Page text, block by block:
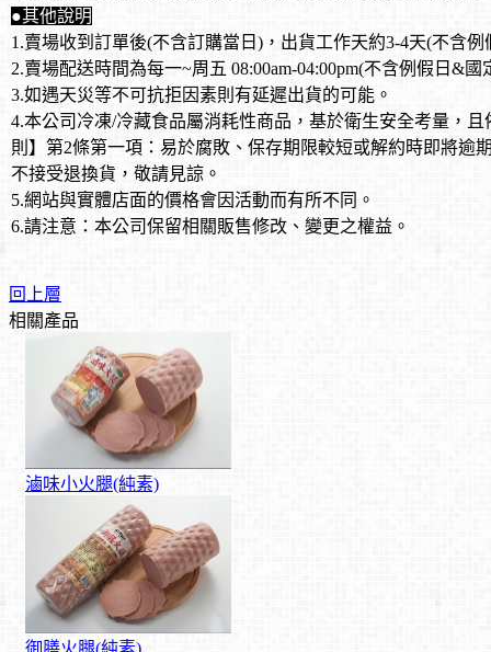
●其他說明
1.賣場收到訂單後(不含訂購當日)，出貨工作天約3-4天(不含
2.賣場配送時間為每一~周五 08:00am-04:00pm(不含例假日&國
3.如遇天災等不可抗拒因素則有延遲出貨的可能 。
4.本公司冷凍/冷藏食品屬消耗性商品， 基於衛生安全考量，且
則】第2條第一項：易於腐敗、保存期限較短或解約時即將逾
不接受退換貨，敬請見諒。
5.網站與實體店面的價格會因活動而有所不同。
6.請注意：本公司保留相關販售修改、變更之權益 。
回上層
相關產品
滷味小火腿(純素)
御膳火腿(純素)